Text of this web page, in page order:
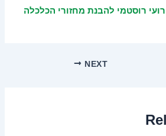
רוסטמי להבנת מחזורי הכלכלה
NEXT